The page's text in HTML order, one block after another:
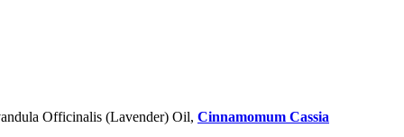
Officinalis (Lavender) Oil, Cinnamomum Cassia